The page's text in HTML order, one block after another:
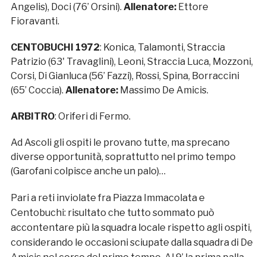
Angelis), Doci (76’ Orsini). Allenatore:Ettore
Fioravanti.
CENTOBUCHI 1972: Konica, Talamonti, Straccia
Patrizio (63' Travaglini), Leoni, Straccia Luca, Mozzoni,
Corsi, Di Gianluca (56’ Fazzi), Rossi, Spina, Borraccini
(65’ Coccia). Allenatore:Massimo De Amicis.
ARBITRO: Oriferi di Fermo.
Ad Ascoli gli ospiti le provano tutte, ma sprecano
diverse opportunità, soprattutto nel primo tempo
(Garofani colpisce anche un palo)…
Pari a reti inviolate fra Piazza Immacolata e
Centobuchi: risultato che tutto sommato può
accontentare più la squadra locale rispetto agli ospiti,
considerando le occasioni sciupate dalla squadra di De